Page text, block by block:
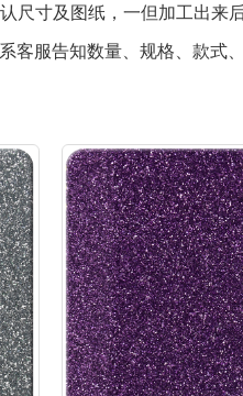
尺寸及图纸，一但加工出来
客服告知数量、规格、款式